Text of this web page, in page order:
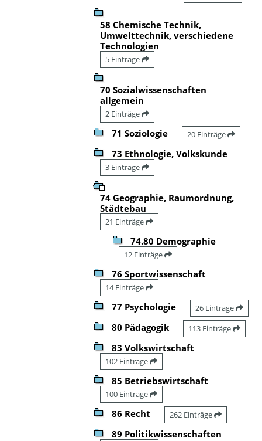
58 Chemische Technik,
Umwelttechnik, verschiedene
Technologien
5 Einträge
70 Sozialwissenschaften
allgemein
2 Einträge
71 Soziologie 20 Einträge
73 Ethnologie, Volkskunde
3 Einträge
74 Geographie, Raumordnung,
Städtebau
21 Einträge
74.80 Demographie
12 Einträge
76 Sportwissenschaft
14 Einträge
77 Psychologie 26 Einträge
80 Pädagogik 113 Einträge
83 Volkswirtschaft
102 Einträge
85 Betriebswirtschaft
100 Einträge
86 Recht 262 Einträge
89 Politikwissenschaften